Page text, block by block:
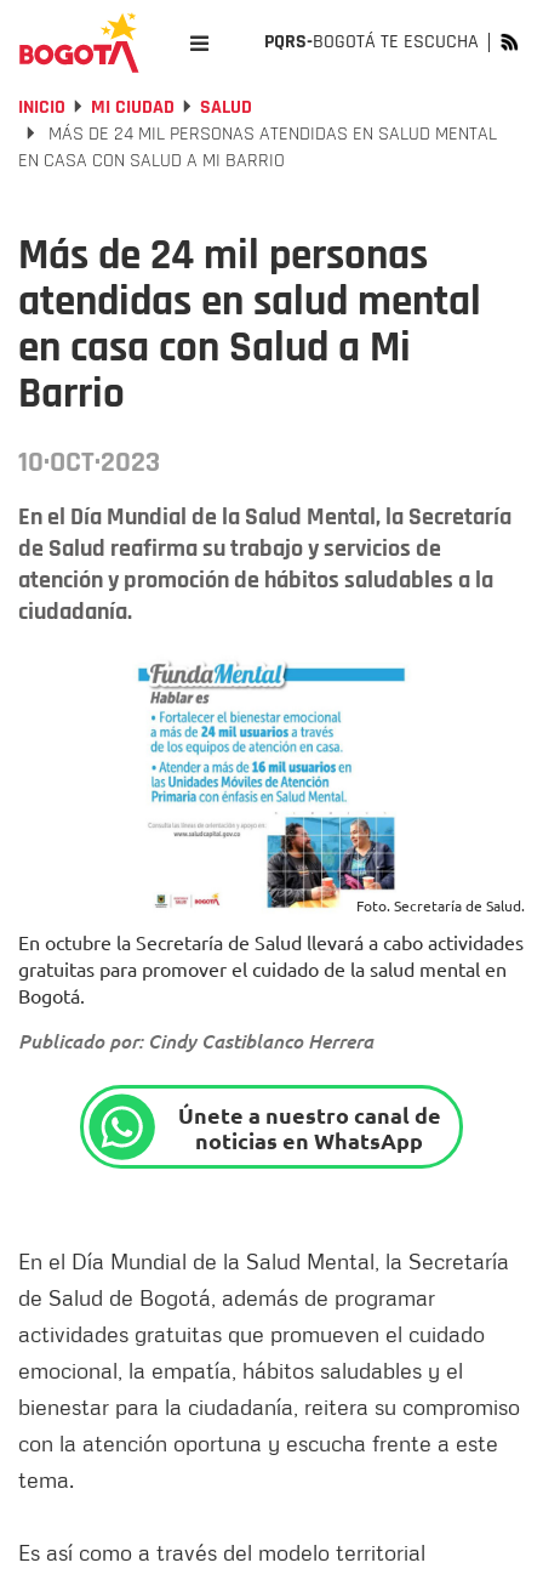
PQRS-BOGOTÁ TE ESCUCHA
INICIO MI CIUDAD
SALUD
MÁS DE 24 MIL PERSONAS ATENDIDAS EN SALUD MENTAL
EN CASA CON SALUD A MI BARRIO
Más de 24 mil personas
atendidas en salud mental
en casa con Salud a Mi
Barrio
10·OCT·2023
En el Día Mundial de la Salud Mental, la Secretaría
de Salud reafirma su trabajo y servicios de
atención y promoción de hábitos saludables a la
ciudadanía.
Foto. Secretaría de Salud.
En octubre la Secretaría de Salud llevará a cabo actividades
gratuitas para promover el cuidado de la salud mental en
Bogotá.
Publicado por: Cindy Castiblanco Herrera
Únete a nuestro canal de
noticias en WhatsApp
En el Día Mundial de la Salud Mental, la Secretaría
de Salud de Bogotá, además de programar
actividades gratuitas que promueven el cuidado
emocional, la empatía, hábitos saludables y el
bienestar para la ciudadanía, reitera su compromiso
con la atención oportuna y escucha frente a este
tema.
Es así como a través del modelo territorial